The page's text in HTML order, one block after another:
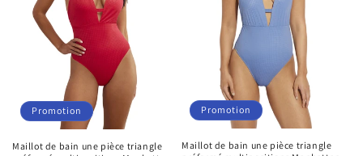
Promotion
Maillot de bain une pièce triangle
Promotion
Maillot de bain une pièce triangle